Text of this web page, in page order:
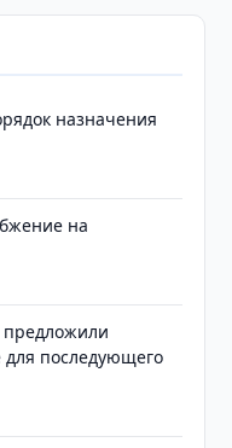
назначения
на
для последующего